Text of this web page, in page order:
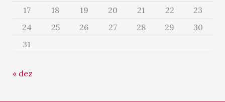
17
18 19 20 21 22
23
24
25 26 27 28 29
30
31
« dez